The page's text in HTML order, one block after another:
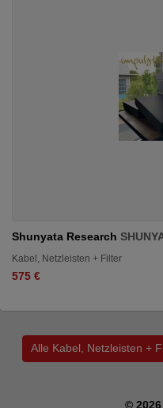
Shunyata Research
Kabel, Netzleisten + Filter
575 €
Alle Kabel, Netzleisten +
©